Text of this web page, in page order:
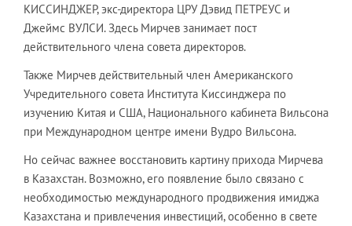
КИССИНДЖЕР, экс-директора ЦРУ Дэвид ПЕТРЕУС и
Джеймс ВУЛСИ. Здесь Мирчев занимает пост
действительного члена совета директоров.
Также Мирчев действительный член Американского
Учредительного совета Института Киссинджера по
изучению Китая и США, Национального кабинета Вильсона
при Международном центре имени Вудро Вильсона.
Но сейчас важнее восстановить картину прихода Мирчева
в Казахстан. Возможно, его появление было связано с
необходимостью международного продвижения имиджа
Казахстана и привлечения инвестиций, особенно в свете